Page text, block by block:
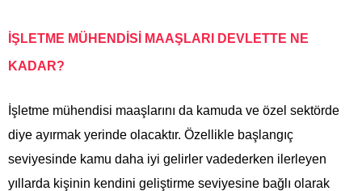
İŞLETME MÜHENDİSİ MAAŞLARI DEVLETTE NE
KADAR?
İşletme mühendisi maaşlarını da kamuda ve özel sektörde
diye ayırmak yerinde olacaktır. Özellikle başlangıç
seviyesinde kamu daha iyi gelirler vadederken ilerleyen
yıllarda kişinin kendini geliştirme seviyesine bağlı olarak